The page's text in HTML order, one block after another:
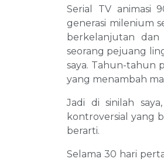
Serial TV animasi
generasi milenium
berkelanjutan
seorang pejuang
saya. Tahun-tahun
yang menambah
Jadi di sinilah
kontroversial yang
berarti.
Selama 30 hari